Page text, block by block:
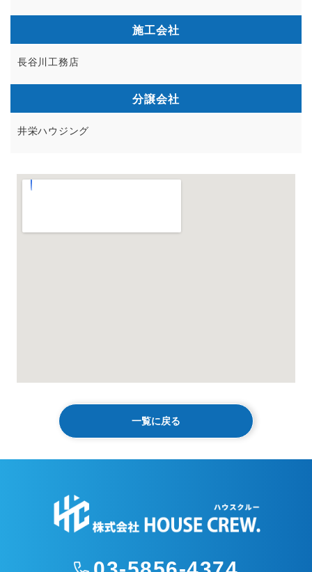
施工会社
長谷川工務店
分譲会社
井栄ハウジング
一覧に戻る